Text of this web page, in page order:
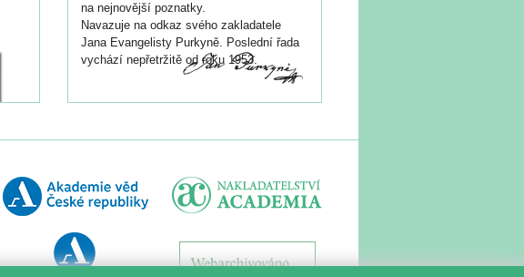
na nejnovější poznatky.
Navazuje na odkaz svého zakladatele
Jana Evangelisty Purkyně. Poslední řada
vychází nepřetržitě od roku 1953.